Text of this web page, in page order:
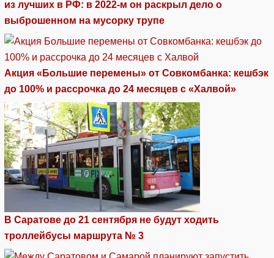
из лучших в РФ: в 2022-м он раскрыл дело о
выброшенном на мусорку трупе
Акция «Большие перемены» от Совкомбанка: кешбэк
до 100% и рассрочка до 24 месяцев с «Халвой»
В Саратове до 21 сентября не будут ходить
троллейбусы маршрута № 3